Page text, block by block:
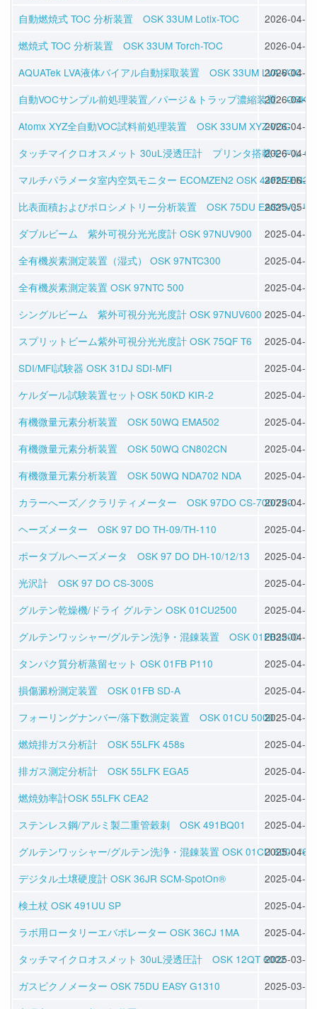
自動燃焼式 TOC 分析装置 OSK 33UM Lotix-TOC
2026-04-16
燃焼式 TOC 分析装置 OSK 33UM Torch-TOC
2026-04-16
AQUATek LVA液体バイアル自動採取装置 OSK 33UM LVA-VOC
2026-04-16
自動VOCサンプル前処理装置／パージ＆トラップ濃縮装置 OSK
2026-04-16
Atomx XYZ全自動VOC試料前処理装置 OSK 33UM XYZ-VOC
2026-04-16
タッチマイクロオスメット 30uL浸透圧計 プリンタ搭載モデル
2026-04-16
マルチパラメータ室内空気モニター ECOMZEN2 OSK 44FNZEN2
2025-06-25
比表面積およびポロシメトリー分析装置 OSK 75DU EASY-Vシリ
2025-05-28
ダブルビーム 紫外可視分光光度計 OSK 97NUV900
2025-04-30
全有機炭素測定装置（湿式） OSK 97NTC300
2025-04-30
全有機炭素測定装置 OSK 97NTC 500
2025-04-30
シングルビーム 紫外可視分光光度計 OSK 97NUV600 2025-04-24
スプリットビーム紫外可視分光光度計 OSK 75QF T6
2025-04-24
SDI/MFI試験器 OSK 31DJ SDI-MFI
2025-04-11
ケルダール試験装置セットOSK 50KD KIR-2
2025-04-11
有機微量元素分析装置 OSK 50WQ EMA502
2025-04-11
有機微量元素分析装置 OSK 50WQ CN802CN
2025-04-11
有機微量元素分析装置 OSK 50WQ NDA702 NDA
2025-04-11
カラーへーズ／クラリティメーター OSK 97DO CS-700/720
2025-04-11
ヘーズメーター OSK 97 DO TH-09/TH-110
2025-04-11
ポータブルヘーズメータ OSK 97 DO DH-10/12/13
2025-04-11
光沢計 OSK 97 DO CS-300S
2025-04-11
グルテン乾燥機/ドライ グルテン OSK 01CU2500
2025-04-09
グルテンワッシャー/グルテン洗浄・混錬装置 OSK 01FB3200
2025-04-09
タンパク質分析蒸留セット OSK 01FB P110
2025-04-09
損傷澱粉測定装置 OSK 01FB SD-A
2025-04-09
フォーリングナンバー/落下数測定装置 OSK 01CU 50002025-04-09
燃焼排ガス分析計 OSK 55LFK 458s
2025-04-08
排ガス測定分析計 OSK 55LFK EGA5
2025-04-08
燃焼効率計OSK 55LFK CEA2
2025-04-08
ステンレス鋼/アルミ製二重管穀刺 OSK 491BQ01
2025-04-04
グルテンワッシャー/グルテン洗浄・混錬装置 OSK 01CU 6000 /
2025-04-04
デジタル土壌硬度計 OSK 36JR SCM-SpotOn®
2025-04-02
検土杖 OSK 491UU SP
2025-04-02
ラボ用ロータリーエバポレーター OSK 36CJ 1MA
2025-04-02
タッチマイクロオスメット 30uL浸透圧計 OSK 12QT 60022025-03-30
ガスピクノメーター OSK 75DU EASY G1310
2025-03-30